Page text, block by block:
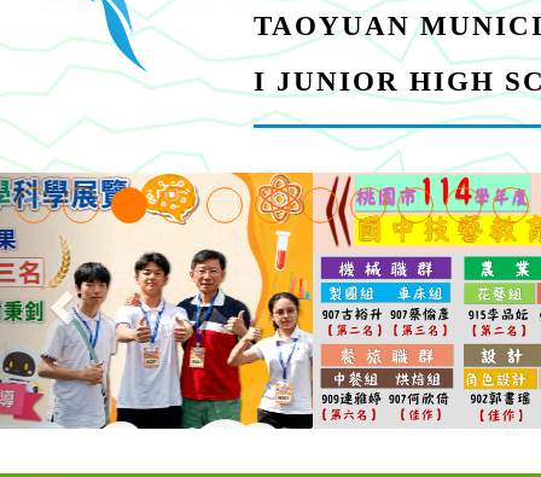
TAOYUAN
I JUNIOR HIGH
【甄選結果(第11招)】
學年度第1學期第7次代
【甄選結果(第3招)】